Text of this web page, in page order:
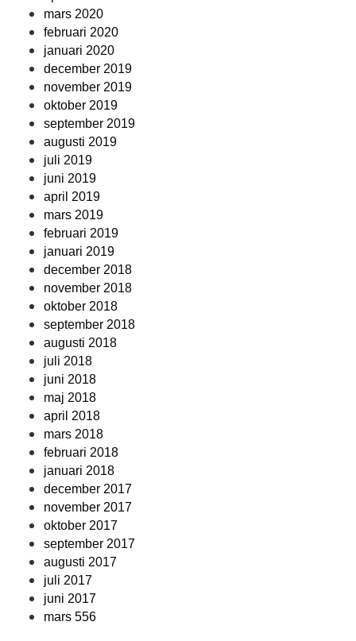
mars 2020
februari 2020
januari 2020
december 2019
november 2019
oktober 2019
september 2019
augusti 2019
juli 2019
juni 2019
april 2019
mars 2019
februari 2019
januari 2019
december 2018
november 2018
oktober 2018
september 2018
augusti 2018
juli 2018
juni 2018
maj 2018
april 2018
mars 2018
februari 2018
januari 2018
december 2017
november 2017
oktober 2017
september 2017
augusti 2017
juli 2017
juni 2017
mars 556